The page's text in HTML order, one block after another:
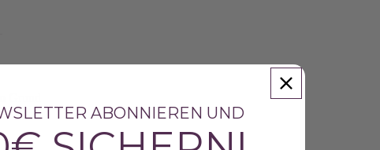
Grund
ABONNIEREN UND